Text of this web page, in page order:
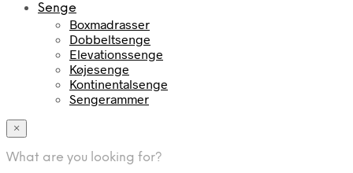
Senge
Boxmadrasser
Dobbeltsenge
Elevationssenge
Køjesenge
Kontinentalsenge
Sengerammer
×
What are you looking for?